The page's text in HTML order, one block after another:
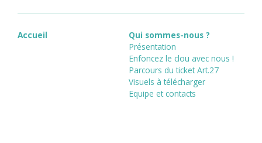
Accueil
Qui sommes-nous ?
Présentation
Enfoncez le clou avec nous !
Parcours du ticket Art.27
Visuels à télécharger
Equipe et contacts